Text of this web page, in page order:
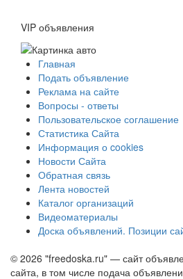
VIP объявления
Главная
Подать объявление
Реклама на сайте
Вопросы - ответы
Пользовательское соглашение
Статистика Сайта
Информация о cookies
Новости Сайта
Обратная связь
Лента новостей
Каталог организаций
Видеоматериалы
Доска объявлений. Позиции
© 2026 "freedoska.ru" — сайт
сайта, в том числе подача